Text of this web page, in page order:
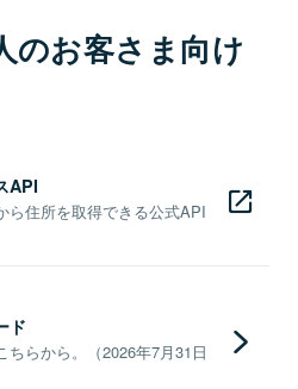
のお客さま向け
API
ら住所を取得できる公式API
ド
らから。（2026年7月31日